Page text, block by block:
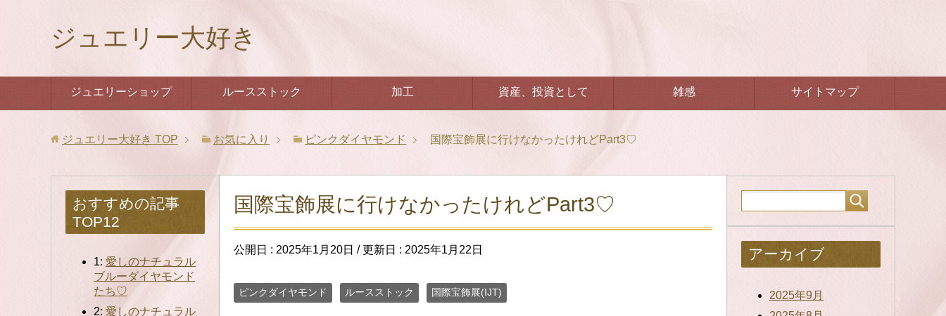
ジュエリー大好き
ジュエリーショップ ルースストック 加工 資産、投資として 雑感 サイトマップ
ジュエリー大好き TOP お気に入り ピンクダイヤモンド 国際宝飾展に行けなかったけれどPart3♡
おすすめの記事
TOP12
1: 愛しのナチュラル
ブルーダイヤモンド
たち♡
2: 愛しのナチュラル
国際宝飾展に行けなかったけれどPart3♡
公開日 : 2025年1月20日 / 更新日 : 2025年1月22日
ピンクダイヤモンド ルースストック 国際宝飾展(IJT)
アーカイブ
2025年9月